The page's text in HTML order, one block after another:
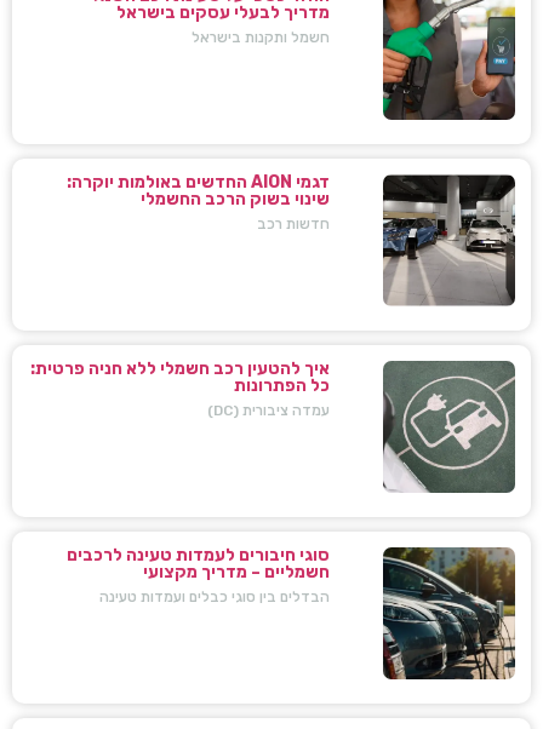
מדריך לבעלי עסקים בישראל
חשמל ותקנות בישראל
דגמי AION החדשים באולמות יוקרה:
שינוי בשוק הרכב החשמלי
חדשות רכב
איך להטעין רכב חשמלי ללא חניה פרטית:
כל הפתרונות
עמדה ציבורית (DC)
סוגי חיבורים לעמדות טעינה לרכבים
חשמליים – מדריך מקצועי
הבדלים בין סוגי כבלים ועמדות טעינה